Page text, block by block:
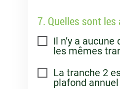
7. Quelles sont
Il n’y a
les mêmes
La tranche 2
plafond